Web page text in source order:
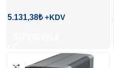
5.131,38₺